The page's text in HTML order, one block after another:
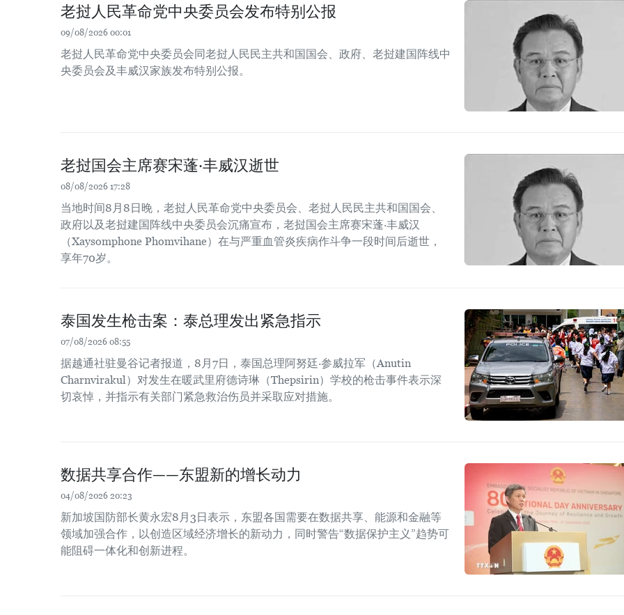
老挝人民革命党中央委员会发布特别公报
09/08/2026 00:01
老挝人民革命党中央委员会同老挝人民民主共和国国会、政府、老挝建国阵线中
央委员会及丰威汉家族发布特别公报。
老挝国会主席赛宋蓬·丰威汉逝世
08/08/2026 17:28
当地时间8月8日晚，老挝人民革命党中央委员会、老挝人民民主共和国国会、
政府以及老挝建国阵线中央委员会沉痛宣布，老挝国会主席赛宋蓬·丰威汉
（Xaysomphone Phomvihane）在与严重血管炎疾病作斗争一段时间后逝世，
享年70岁。
泰国发生枪击案：泰总理发出紧急指示
07/08/2026 08:55
据越通社驻曼谷记者报道，8月7日，泰国总理阿努廷·参威拉军（Anutin
Charnvirakul）对发生在暖武里府德诗琳（Thepsirin）学校的枪击事件表示深
切哀悼，并指示有关部门紧急救治伤员并采取应对措施。
数据共享合作——东盟新的增长动力
04/08/2026 20:23
新加坡国防部长黄永宏8月3日表示，东盟各国需要在数据共享、能源和金融等
领域加强合作，以创造区域经济增长的新动力，同时警告“数据保护主义”趋势可
能阻碍一体化和创新进程。